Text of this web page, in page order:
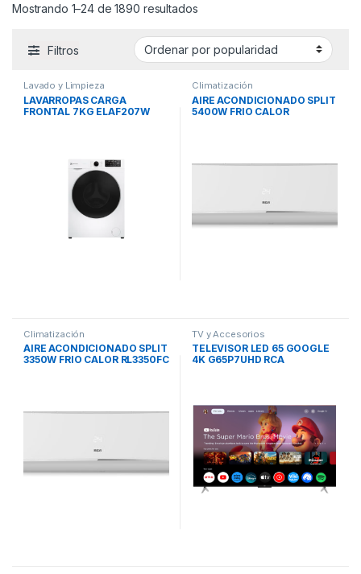
Mostrando 1–24 de 1890 resultadosOrdenado por popularidad
Filtros
Lavado y Limpieza
LAVARROPAS CARGA
FRONTAL 7KG ELAF207W
Climatización
AIRE ACONDICIONADO SPLIT
5400W FRIO CALOR
Climatización
AIRE ACONDICIONADO SPLIT
3350W FRIO CALOR RL3350FC
TV y Accesorios
TELEVISOR LED 65 GOOGLE
4K G65P7UHD RCA